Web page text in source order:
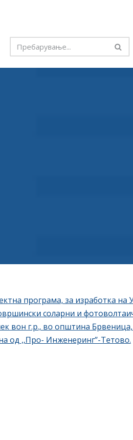
програма, за изработка на
соларни и
вон г.р., во општина
од ,,Про- Инженеринг”-Тетово.